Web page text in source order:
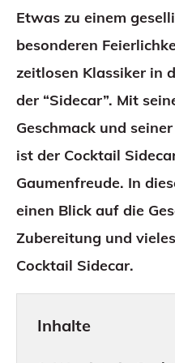
Etwas zu einem
besonderen
zeitlosen Klassiker in
der “Sidecar”. Mit
Geschmack und
ist der Cocktail
Gaumenfreude. In
einen Blick auf die
Zubereitung und
Cocktail Sidecar.
Inhalte